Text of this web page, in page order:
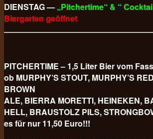
DIENSTAG — „Pitchertime“ & “
Biergarten geöffnet
PITCHERTIME – 1,5 Liter Bier vom
ob MURPHY’S STOUT, MURPHY’S
BROWN
ALE, BIERRA MORETTI, HEINEKEN,
HELL, BRAUSTOLZ PILS,
es für nur 11,50 Euro!!!